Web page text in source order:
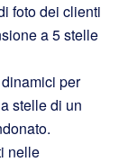
foto dei clienti
a 5 stelle
per
stelle di un
nelle